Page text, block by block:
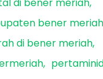
bener meriah
di bener meriah